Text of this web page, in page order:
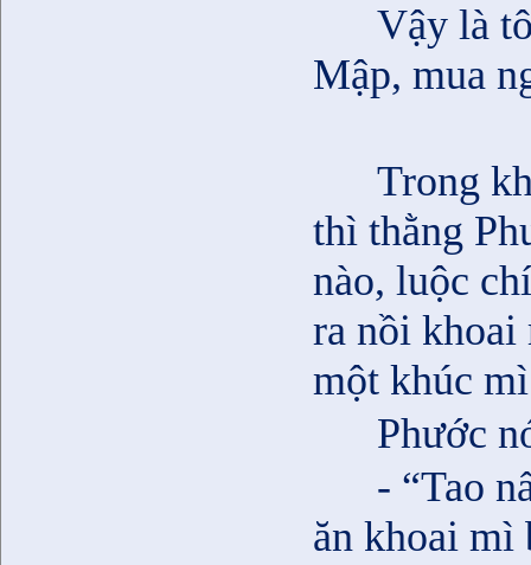
Vậy là
Mập, mua
Trong
thì thằng
nào, luộc
ra nồi
một khúc
Phước
- “Tao
ăn khoai mì